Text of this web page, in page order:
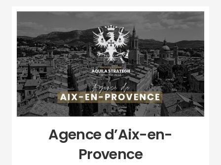
Agence d’Aix-en-
Provence